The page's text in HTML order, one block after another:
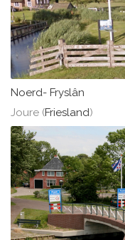
Noerd- Fryslân
Joure (Friesland)